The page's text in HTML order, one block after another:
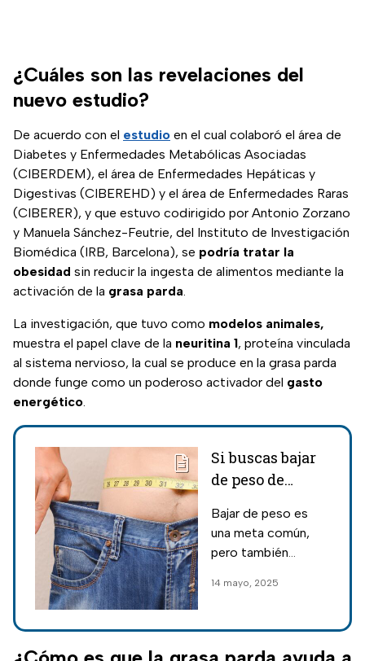
¿Cuáles son las revelaciones del
nuevo estudio?
De acuerdo con el estudio en el cual colaboró el área de
Diabetes y Enfermedades Metabólicas Asociadas
(CIBERDEM), el área de Enfermedades Hepáticas y
Digestivas (CIBEREHD) y el área de Enfermedades Raras
(CIBERER), y que estuvo codirigido por Antonio Zorzano
y Manuela Sánchez-Feutrie, del Instituto de Investigación
Biomédica (IRB, Barcelona), se podría tratar la
obesidad sin reducir la ingesta de alimentos mediante la
activación de la grasa parda.
La investigación, que tuvo como modelos animales,
muestra el papel clave de la neuritina 1, proteína vinculada
al sistema nervioso, la cual se produce en la grasa parda
donde funge como un poderoso activador del gasto
energético.
Si buscas bajar
de peso de
debes conocer la
nueva terapia
México
Bajar de peso es
una meta común,
pero también
desafío; conoce la
autorizada en
México y entérate
14 mayo, 2025